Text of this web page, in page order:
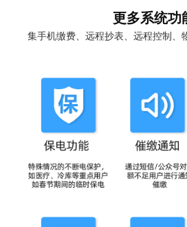
更多系统功
集手机缴费、远程抄表、远程控制、